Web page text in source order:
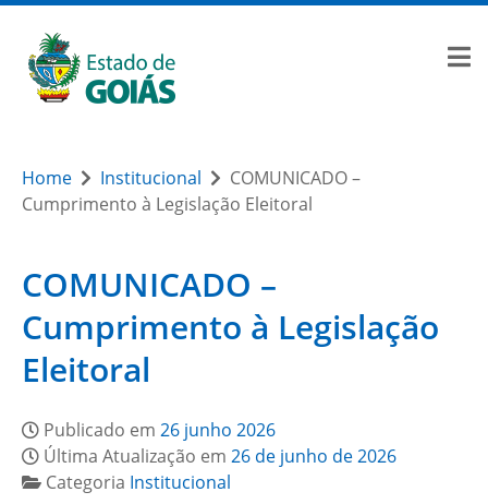
Home Institucional
COMUNICADO –
Cumprimento à Legislação Eleitoral
COMUNICADO –
Cumprimento à Legislação
Eleitoral
Publicado em 26 junho 2026
Última Atualização em 26 de junho de 2026
Categoria Institucional